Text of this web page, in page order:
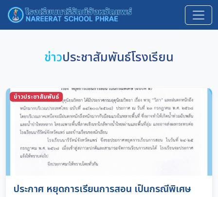
ข่าวประชาสัมพันธ์โรงเรียน
ข่าวประชาสัมพันธ์
ประกาศ หยุดการเรียนการสอน เป็นกรณีพิเศษ